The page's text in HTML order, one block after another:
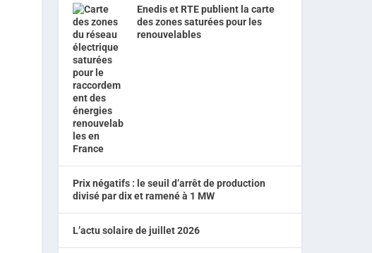
Enedis et RTE publient la carte
des zones saturées pour les
renouvelables
Prix négatifs : le seuil d’arrêt de production
divisé par dix et ramené à 1 MW
L’actu solaire de juillet 2026